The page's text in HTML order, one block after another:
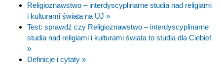
Religioznawstwo – interdyscyplinarne studia nad religiami
i kulturami świata na UJ »
Test: sprawdź czy Religioznawstwo – interdyscyplinarne
studia nad religiami i kulturami świata to studia dla Ciebie!
»
Definicje i cytaty »